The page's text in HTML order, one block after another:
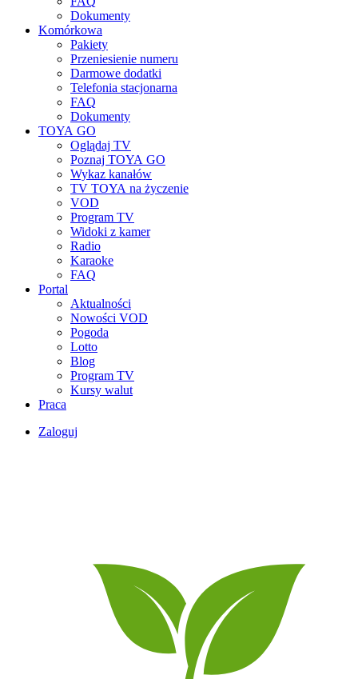
Dokumenty
Komórkowa
Pakiety
Przeniesienie numeru
Darmowe dodatki
Telefonia stacjonarna
FAQ
Dokumenty
TOYA GO
Oglądaj TV
Poznaj TOYA GO
Wykaz kanałów
TV TOYA na życzenie
VOD
Program TV
Widoki z kamer
Radio
Karaoke
FAQ
Portal
Aktualności
Nowości VOD
Pogoda
Lotto
Blog
Program TV
Kursy walut
Praca
Zaloguj